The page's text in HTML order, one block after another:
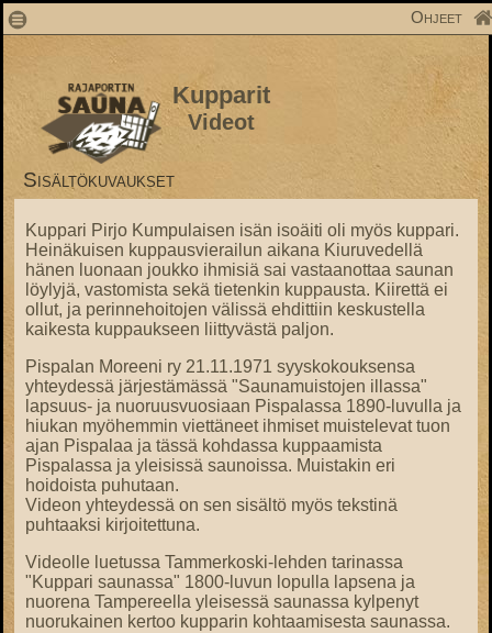
1 Ohjeet
Kupparit
Videot
Sisältökuvaukset
Kuppari Pirjo Kumpulaisen isän isoäiti oli myös kuppari.
Heinäkuisen kuppausvierailun aikana Kiuruvedellä
hänen luonaan joukko ihmisiä sai vastaanottaa saunan
löylyjä, vastomista sekä tietenkin kuppausta. Kiirettä ei
ollut, ja perinnehoitojen välissä ehdittiin keskustella
kaikesta kuppaukseen liittyvästä paljon.
Pispalan Moreeni ry 21.11.1971 syyskokouksensa
yhteydessä järjestämässä "Saunamuistojen illassa"
lapsuus- ja nuoruusvuosiaan Pispalassa 1890-luvulla ja
hiukan myöhemmin viettäneet ihmiset muistelevat tuon
ajan Pispalaa ja tässä kohdassa kuppaamista
Pispalassa ja yleisissä saunoissa. Muistakin eri
hoidoista puhutaan.
Videon yhteydessä on sen sisältö myös tekstinä
puhtaaksi kirjoitettuna.
Videolle luetussa Tammerkoski-lehden tarinassa
"Kuppari saunassa" 1800-luvun lopulla lapsena ja
nuorena Tampereella yleisessä saunassa kylpenyt
nuorukainen kertoo kupparin kohtaamisesta saunassa.